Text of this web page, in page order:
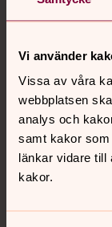
Vi använder
Vissa av våra
webbplatsen
analys och
samt kakor
länkar vidare till
kakor.
Kontakt
Kalender